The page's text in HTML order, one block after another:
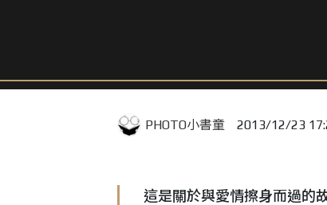
PHOTO小書童 2013/12/23
這是關於與愛情擦身而過的